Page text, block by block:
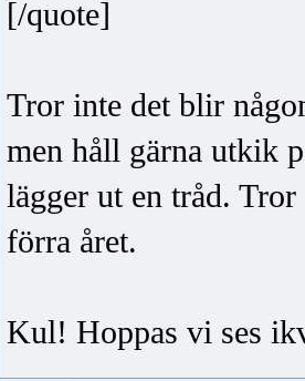
[/quote]
Tror inte det blir
men håll gärna utkik
lägger ut en tråd.
förra året.
Kul! Hoppas vi ses